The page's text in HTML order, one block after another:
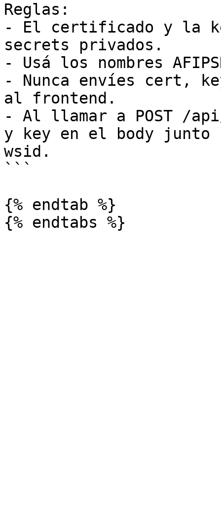
Reglas:
- El certificado y la
secrets privados.
- Usá los nombres
- Nunca envíes cert, key
al frontend.
- Al llamar a POST /
y key en el body junto
wsid.
```
{% endtab %}